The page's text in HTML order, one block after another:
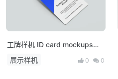
工牌样机 ID card mockups
展示样机 0 0